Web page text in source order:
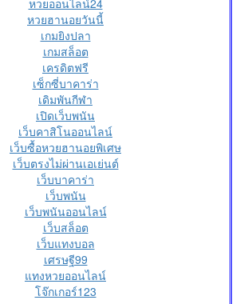
หวยออนไลน์24
หวยฮานอยวันนี้
เกมยิงปลา
เกมสล็อต
เครดิตฟรี
เซ็กซี่บาคาร่า
เดิมพันกีฬา
เปิดเว็บพนัน
เว็บคาสิโนออนไลน์
เว็บซื้อหวยฮานอยพิเศษ
เว็บตรงไม่ผ่านเอเย่นต์
เว็บบาคาร่า
เว็บพนัน
เว็บพนันออนไลน์
เว็บสล็อต
เว็บแทงบอล
เศรษฐี99
แทงหวยออนไลน์
โจ๊กเกอร์123